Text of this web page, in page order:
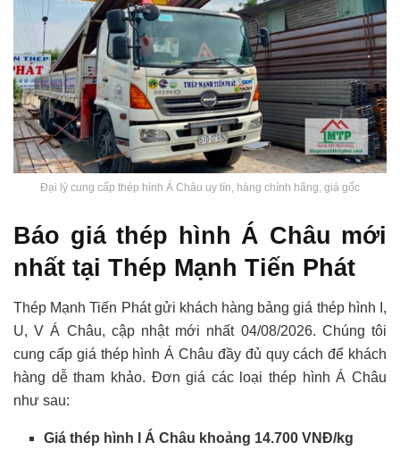
Đại lý cung cấp thép hình Á Châu uy tín, hàng chính hãng, giá gốc
Báo giá thép hình Á Châu mới
nhất tại Thép Mạnh Tiến Phát
Thép Mạnh Tiến Phát gửi khách hàng bảng giá thép hình I,
U, V Á Châu, cập nhật mới nhất 04/08/2026. Chúng tôi
cung cấp giá thép hình Á Châu đầy đủ quy cách để khách
hàng dễ tham khảo. Đơn giá các loại thép hình Á Châu
như sau:
Giá thép hình I Á Châu khoảng 14.700 VNĐ/kg